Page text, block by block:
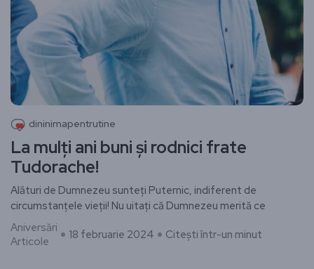
dininimapentrutine
La mulți ani buni și rodnici frate
Tudorache!
Alături de Dumnezeu sunteți Puternic, indiferent de
circumstanțele vieții! Nu uitați că Dumnezeu merită ce
Aniversări
Articole
18 februarie 2024 Citești într-un minut